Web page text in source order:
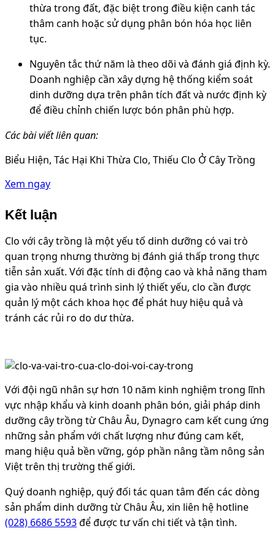
thừa trong đất, đặc biệt trong điều kiện canh tác
thâm canh hoặc sử dụng phân bón hóa học liên
tục.
Nguyên tắc thứ năm là theo dõi và đánh giá định kỳ.
Doanh nghiệp cần xây dựng hệ thống kiểm soát
dinh dưỡng dựa trên phân tích đất và nước định kỳ
để điều chỉnh chiến lược bón phân phù hợp.
Các bài viết liên quan:
Biểu Hiện, Tác Hại Khi Thừa Clo, Thiếu Clo Ở Cây Trồng
Xem ngay
Kết luận
Clo với cây trồng là một yếu tố dinh dưỡng có vai trò
quan trọng nhưng thường bị đánh giá thấp trong thực
tiễn sản xuất. Với đặc tính di động cao và khả năng tham
gia vào nhiều quá trình sinh lý thiết yếu, clo cần được
quản lý một cách khoa học để phát huy hiệu quả và
tránh các rủi ro do dư thừa.
Với đội ngũ nhân sự hơn 10 năm kinh nghiệm trong lĩnh
vực nhập khẩu và kinh doanh phân bón, giải pháp dinh
dưỡng cây trồng từ Châu Âu, Dynagro cam kết cung ứng
những sản phẩm với chất lượng như đúng cam kết,
mang hiệu quả bền vững, góp phần nâng tầm nông sản
Việt trên thị trường thế giới.
Quý doanh nghiệp, quý đối tác quan tâm đến các dòng
sản phẩm dinh dưỡng từ Châu Âu, xin liên hệ hotline
(028) 6686 5593để được tư vấn chi tiết và tận tình.